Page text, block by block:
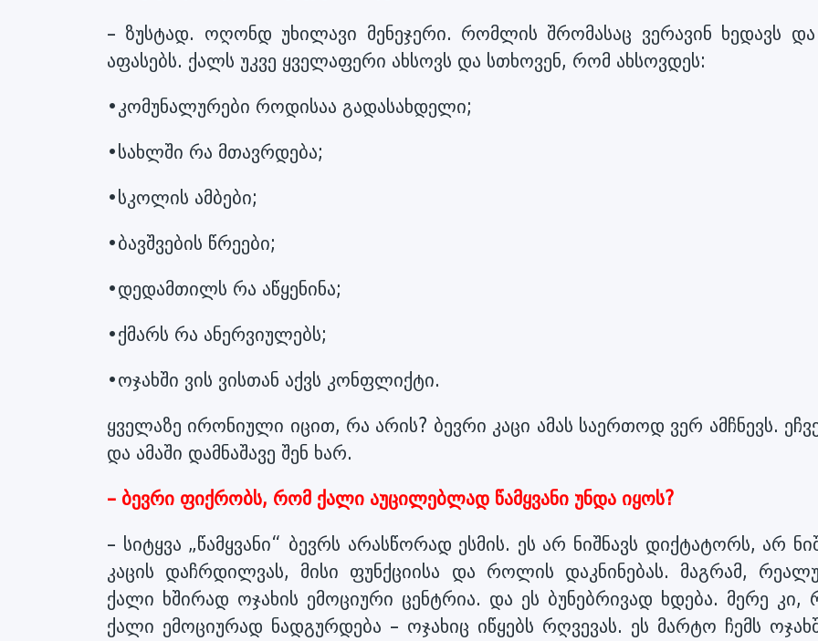
– ზუსტად. ოღონდ უხილავი მენეჯერი. რომლის შრომასაც ვერავინ ხედავს
აფასებს. ქალს უკვე ყველაფერი ახსოვს და სთხოვენ, რომ ახსოვდეს:
•კომუნალურები როდისაა გადასახდელი;
•სახლში რა მთავრდება;
•სკოლის ამბები;
•ბავშვების წრეები;
•დედამთილს რა აწყენინა;
•ქმარს რა ანერვიულებს;
•ოჯახში ვის ვისთან აქვს კონფლიქტი.
ყველაზე ირონიული იცით, რა არის? ბევრი კაცი ამას საერთოდ ვერ ამჩნევს.
და ამაში დამნაშავე შენ ხარ.
– ბევრი ფიქრობს, რომ ქალი აუცილებლად წამყვანი უნდა იყოს?
– სიტყვა „წამყვანი“ ბევრს არასწორად ესმის. ეს არ ნიშნავს დიქტატორს, არ
კაცის დაჩრდილვას, მისი ფუნქციისა და როლის დაკნინებას. მაგრამ,
ქალი ხშირად ოჯახის ემოციური ცენტრია. და ეს ბუნებრივად ხდება. მერე კი,
ქალი ემოციურად ნადგურდება – ოჯახიც იწყებს რღვევას. ეს მარტო ჩემს